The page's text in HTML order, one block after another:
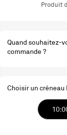
Quand souhaitez-
commande ?
Choisir un
Produit